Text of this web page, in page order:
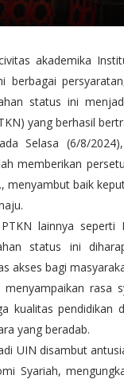
akademika
berbagai
status ini
yang berhasil
Selasa (6/8/
memberikan
menyambut baik
lainnya
status ini
akses bagi
rasa
kualitas
yang beradab.
UIN disambut
Syariah,